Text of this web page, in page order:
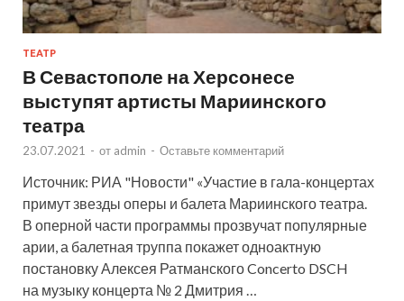
ТЕАТР
В Севастополе на Херсонесе
выступят артисты Мариинского
театра
23.07.2021 - от admin - Оставьте комментарий
Источник: РИА "Новости" «Участие в гала-концертах
примут звезды оперы и балета Мариинского театра.
В оперной части программы прозвучат популярные
арии, а балетная труппа покажет одноактную
постановку Алексея Ратманского Concerto DSCH
на музыку концерта № 2 Дмитрия …